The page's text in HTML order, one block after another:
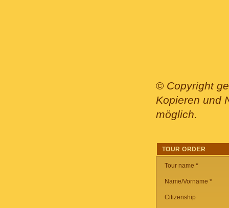
© Copyright
Kopieren und
möglich.
TOUR ORDER
Tour name *
Name/Vorname *
Citizenship